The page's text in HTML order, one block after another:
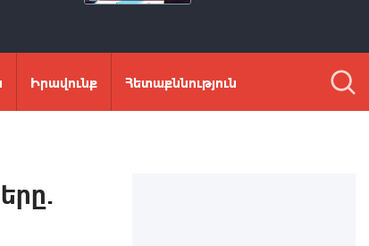
Իրավունք Հետաքննություն